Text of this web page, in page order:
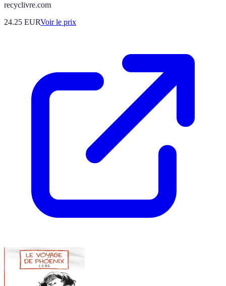
recyclivre.com
24.25 EURVoir le prix